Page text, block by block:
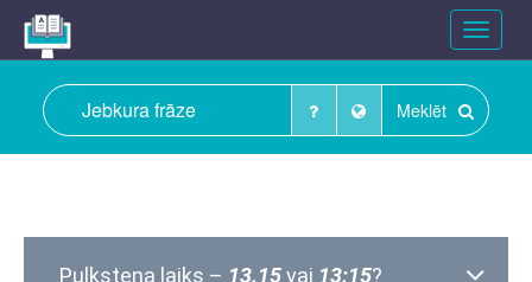
Toggle
Meklēt
Pulksteņa laiks – 13.15vai 13:15?